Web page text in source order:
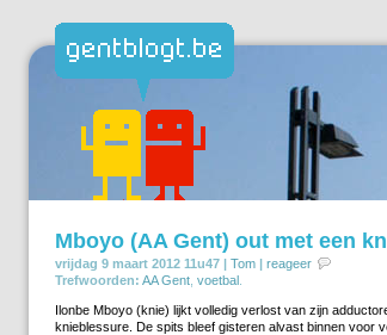
Mboyo (AA Gent) out met een
vrijdag 9 maart 2012 11u47 | Tom | reageer
Trefwoorden: AA Gent voetbal
Ilonbe Mboyo (knie) lijkt volledig verlost van zijn
knieblessure. De spits bleef gisteren alvast binnen voor